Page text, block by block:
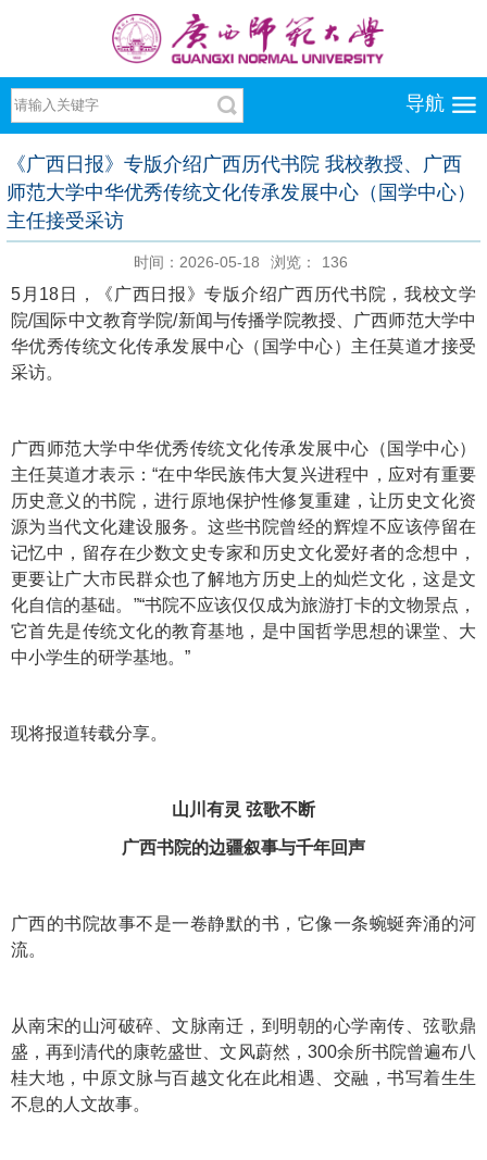
导航
《广西日报》专版介绍广西历代书院 我校教授、广西
师范大学中华优秀传统文化传承发展中心（国学中心）
主任接受采访
时间：2026-05-18 浏览： 136
5月18日，《广西日报》专版介绍广西历代书院，我校文学
院/国际中文教育学院/新闻与传播学院教授、广西师范大学中
华优秀传统文化传承发展中心（国学中心）主任莫道才接受
采访。
广西师范大学中华优秀传统文化传承发展中心（国学中心）
主任莫道才表示：“在中华民族伟大复兴进程中，应对有重要
历史意义的书院，进行原地保护性修复重建，让历史文化资
源为当代文化建设服务。这些书院曾经的辉煌不应该停留在
记忆中，留存在少数文史专家和历史文化爱好者的念想中，
更要让广大市民群众也了解地方历史上的灿烂文化，这是文
化自信的基础。”“书院不应该仅仅成为旅游打卡的文物景点，
它首先是传统文化的教育基地，是中国哲学思想的课堂、大
中小学生的研学基地。”
现将报道转载分享。
山川有灵 弦歌不断
广西书院的边疆叙事与千年回声
广西的书院故事不是一卷静默的书，它像一条蜿蜒奔涌的河
流。
从南宋的山河破碎、文脉南迁，到明朝的心学南传、弦歌鼎
盛，再到清代的康乾盛世、文风蔚然，300余所书院曾遍布八
桂大地，中原文脉与百越文化在此相遇、交融，书写着生生
不息的人文故事。